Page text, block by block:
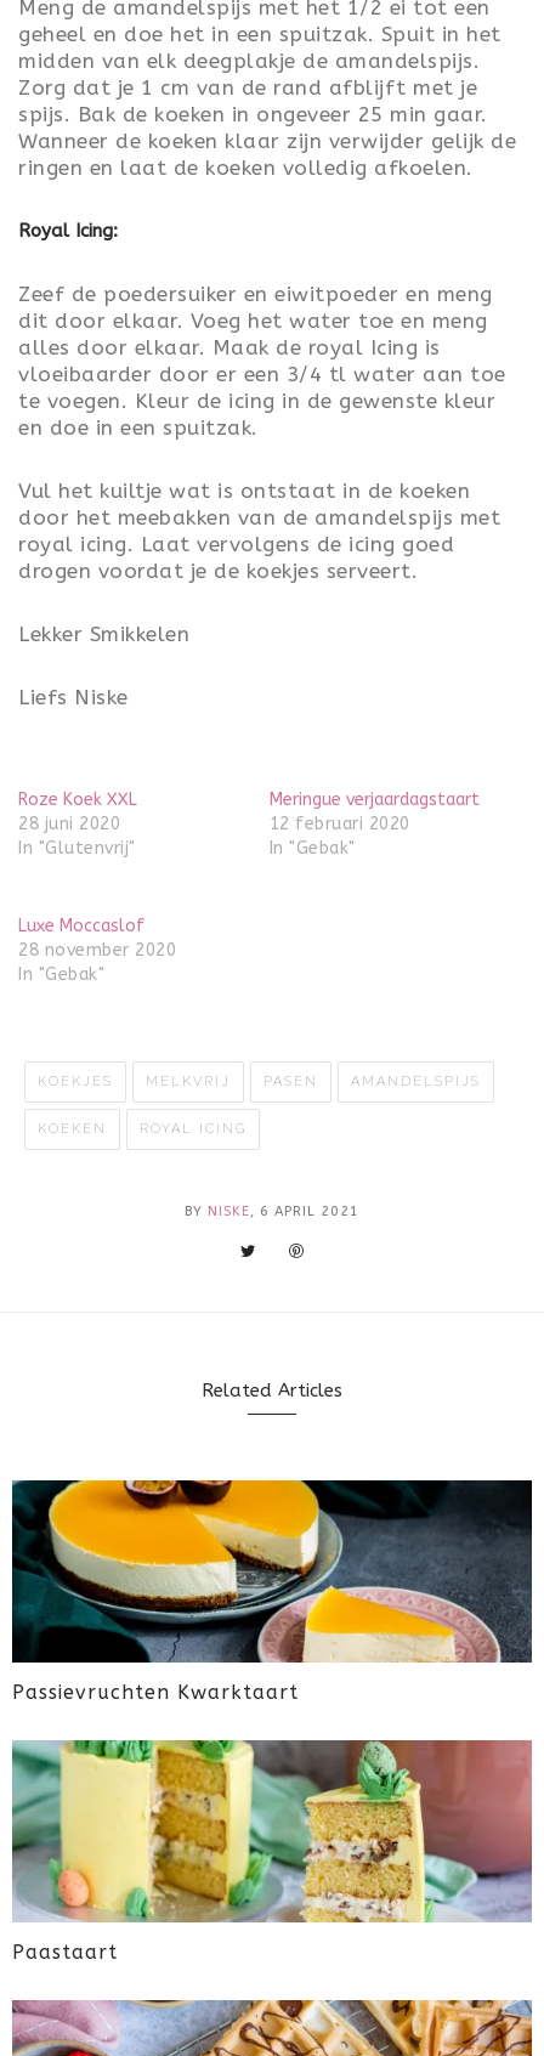
Meng de amandelspijs met het 1/2 ei tot een
geheel en doe het in een spuitzak. Spuit in het
midden van elk deegplakje de amandelspijs.
Zorg dat je 1 cm van de rand afblijft met je
spijs. Bak de koeken in ongeveer 25 min gaar.
Wanneer de koeken klaar zijn verwijder gelijk de
ringen en laat de koeken volledig afkoelen.
Royal Icing:
Zeef de poedersuiker en eiwitpoeder en meng
dit door elkaar. Voeg het water toe en meng
alles door elkaar. Maak de royal Icing is
vloeibaarder door er een 3/4 tl water aan toe
te voegen. Kleur de icing in de gewenste kleur
en doe in een spuitzak.
Vul het kuiltje wat is ontstaat in de koeken
door het meebakken van de amandelspijs met
royal icing. Laat vervolgens de icing goed
drogen voordat je de koekjes serveert.
Lekker Smikkelen
Liefs Niske
Roze Koek XXL
28 juni 2020
In "Glutenvrij"
Meringue verjaardagstaart
12 februari 2020
In "Gebak"
Luxe Moccaslof
28 november 2020
In "Gebak"
KOEKJES MELKVRIJ PASEN AMANDELSPIJS
KOEKEN ROYAL ICING
BY NISKE , 6 APRIL 2021
Related Articles
Passievruchten Kwarktaart
Paastaart